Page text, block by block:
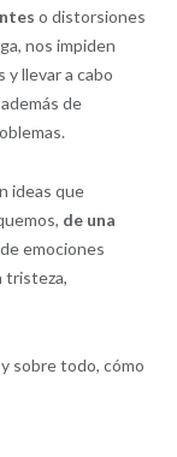
o distorsiones
nos impiden
llevar a cabo
de
ideas que
de una
emociones
tristeza,
sobre todo, cómo